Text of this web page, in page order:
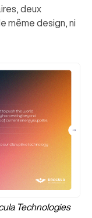
deux
même design, ni
Technologies